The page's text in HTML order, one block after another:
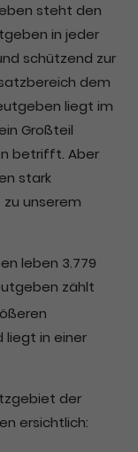
steht den
in jeder
schützend zur
dem
liegt im
Großteil
betrifft. Aber
stark
unserem
leben 3.779
zählt
liegt in einer
der
ersichtlich: